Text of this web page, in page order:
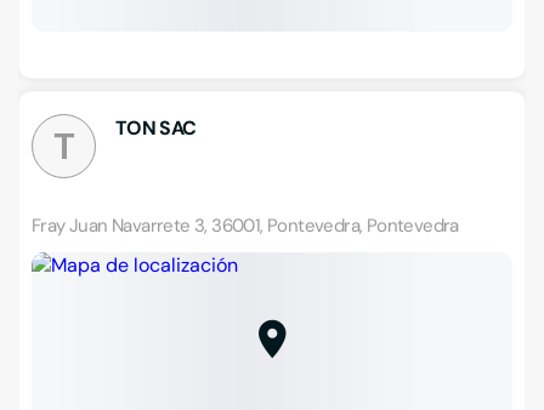
T TON SAC
Fray Juan Navarrete 3, 36001, Pontevedra, Pontevedra